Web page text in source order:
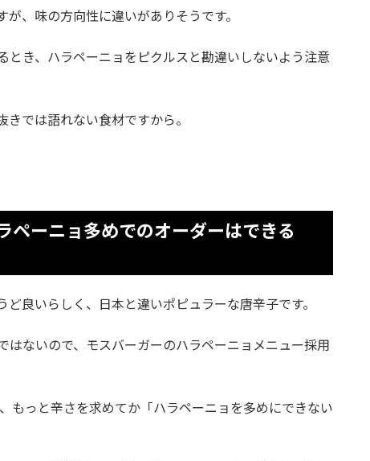
、味の方向性に違いがありそうです。
き、ハラペーニョをピクルスと勘違いしないよう注意
では語れない食材ですから。
ペーニョ多めでのオーダーはできる
良いらしく、日本と違いポピュラーな唐辛子です。
はないので、モスバーガーのハラペーニョメニュー採用
もっと辛さを求めてか「ハラペーニョを多めにできない